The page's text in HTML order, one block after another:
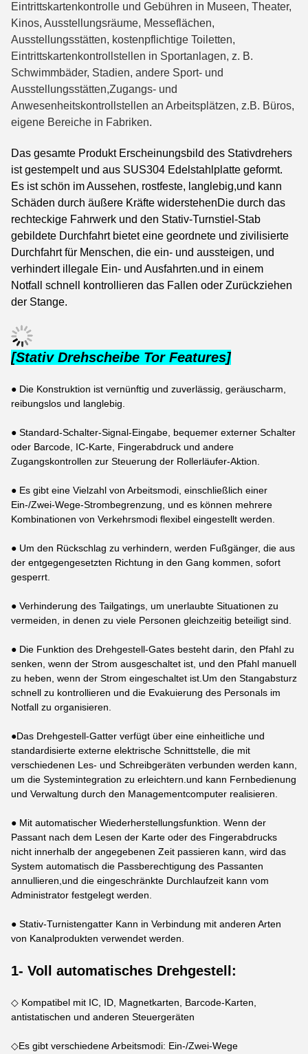
Eintrittskartenkontrolle und Gebühren in Museen, Theater,
Kinos, Ausstellungsräume, Messeflächen,
Ausstellungsstätten, kostenpflichtige Toiletten,
Eintrittskartenkontrollstellen in Sportanlagen, z. B.
Schwimmbäder, Stadien, andere Sport- und
Ausstellungsstätten,Zugangs- und
Anwesenheitskontrollstellen an Arbeitsplätzen, z.B. Büros,
eigene Bereiche in Fabriken.
Das gesamte Produkt Erscheinungsbild des Stativdrehers
ist gestempelt und aus SUS304 Edelstahlplatte geformt.
Es ist schön im Aussehen, rostfeste, langlebig,und kann
Schäden durch äußere Kräfte widerstehenDie durch das
rechteckige Fahrwerk und den Stativ-Turnstiel-Stab
gebildete Durchfahrt bietet eine geordnete und zivilisierte
Durchfahrt für Menschen, die ein- und aussteigen, und
verhindert illegale Ein- und Ausfahrten.und in einem
Notfall schnell kontrollieren das Fallen oder Zurückziehen
der Stange.
[Stativ Drehscheibe Tor Features]
● Die Konstruktion ist vernünftig und zuverlässig, geräuscharm,
reibungslos und langlebig.
● Standard-Schalter-Signal-Eingabe, bequemer externer Schalter
oder Barcode, IC-Karte, Fingerabdruck und andere
Zugangskontrollen zur Steuerung der Rollerläufer-Aktion.
● Es gibt eine Vielzahl von Arbeitsmodi, einschließlich einer
Ein-/Zwei-Wege-Strombegrenzung, und es können mehrere
Kombinationen von Verkehrsmodi flexibel eingestellt werden.
● Um den Rückschlag zu verhindern, werden Fußgänger, die aus
der entgegengesetzten Richtung in den Gang kommen, sofort
gesperrt.
● Verhinderung des Tailgatings, um unerlaubte Situationen zu
vermeiden, in denen zu viele Personen gleichzeitig beteiligt sind.
● Die Funktion des Drehgestell-Gates besteht darin, den Pfahl zu
senken, wenn der Strom ausgeschaltet ist, und den Pfahl manuell
zu heben, wenn der Strom eingeschaltet ist.Um den Stangabsturz
schnell zu kontrollieren und die Evakuierung des Personals im
Notfall zu organisieren.
●Das Drehgestell-Gatter verfügt über eine einheitliche und
standardisierte externe elektrische Schnittstelle, die mit
verschiedenen Les- und Schreibgeräten verbunden werden kann,
um die Systemintegration zu erleichtern.und kann Fernbedienung
und Verwaltung durch den Managementcomputer realisieren.
● Mit automatischer Wiederherstellungsfunktion. Wenn der
Passant nach dem Lesen der Karte oder des Fingerabdrucks
nicht innerhalb der angegebenen Zeit passieren kann, wird das
System automatisch die Passberechtigung des Passanten
annullieren,und die eingeschränkte Durchlaufzeit kann vom
Administrator festgelegt werden.
● Stativ-Turnistengatter Kann in Verbindung mit anderen Arten
von Kanalprodukten verwendet werden.
1- Voll automatisches Drehgestell:
◇ Kompatibel mit IC, ID, Magnetkarten, Barcode-Karten,
antistatischen und anderen Steuergeräten
◇Es gibt verschiedene Arbeitsmodi: Ein-/Zwei-Wege